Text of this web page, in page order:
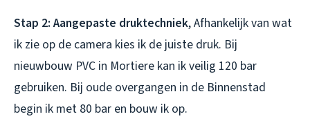
Stap 2: Aangepaste druktechniek, Afhankelijk van wat
ik zie op de camera kies ik de juiste druk. Bij
nieuwbouw PVC in Mortiere kan ik veilig 120 bar
gebruiken. Bij oude overgangen in de Binnenstad
begin ik met 80 bar en bouw ik op.